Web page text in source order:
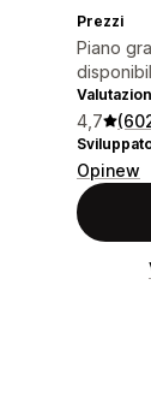
Prezzi
Piano
4,7
Opinew